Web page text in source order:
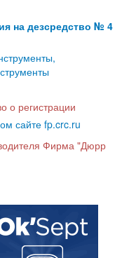
на дезсредство № 4
о регистрации
сайте fp.crc.ru
Фирма "Дюрр